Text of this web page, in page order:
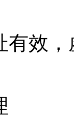
，